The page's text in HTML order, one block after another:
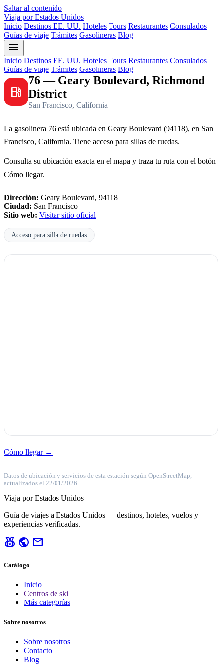
Saltar al contenido
Viaja por Estados Unidos
Inicio Destinos EE. UU. Hoteles Tours Restaurantes Consulados
Guías de viaje Trámites Gasolineras Blog
menu
Inicio Destinos EE. UU. Hoteles Tours Restaurantes Consulados
Guías de viaje Trámites Gasolineras Blog
local_gas_station
76 — Geary Boulevard, Richmond
District
San Francisco, California
La gasolinera 76 está ubicada en Geary Boulevard (94118), en San
Francisco, California. Tiene acceso para sillas de ruedas.
Consulta su ubicación exacta en el mapa y traza tu ruta con el botón
Cómo llegar.
Dirección: Geary Boulevard, 94118
Ciudad: San Francisco
Sitio web: Visitar sitio oficial
Acceso para silla de ruedas
Cómo llegar →
Datos de ubicación y servicios de esta estación según OpenStreetMap,
actualizados el 22/01/2026.
Viaja por Estados Unidos
Guía de viajes a Estados Unidos — destinos, hoteles, vuelos y
experiencias verificadas.
social_leaderboard public mail
Catálogo
Inicio
Centros de ski
Más categorías
Sobre nosotros
Sobre nosotros
Contacto
Blog